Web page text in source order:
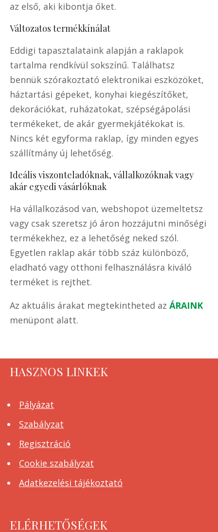
az első, aki kibontja őket.
Változatos termékkínálat
Eddigi tapasztalataink alapján a raklapok
tartalma rendkívül sokszínű. Találhatsz
bennük szórakoztató elektronikai eszközöket,
háztartási gépeket, konyhai kiegészítőket,
dekorációkat, ruházatokat, szépségápolási
termékeket, de akár gyermekjátékokat is.
Nincs két egyforma raklap, így minden egyes
szállítmány új lehetőség.
Ideális viszonteladóknak, vállalkozóknak vagy
akár egyedi vásárlóknak
Ha vállalkozásod van, webshopot üzemeltetsz
vagy csak szeretsz jó áron hozzájutni minőségi
termékekhez, ez a lehetőség neked szól.
Egyetlen raklap akár több száz különböző,
eladható vagy otthoni felhasználásra kiváló
terméket is rejthet.
Az aktuális árakat megtekintheted az ÁRAINK
menüpont alatt.
HASZNOS LINKEK
Pályázat
Szabályzat
Regisztráció
Cookie szabályzat
Adatkezelési tájékoztató
ELÉRHETŐSÉGEK